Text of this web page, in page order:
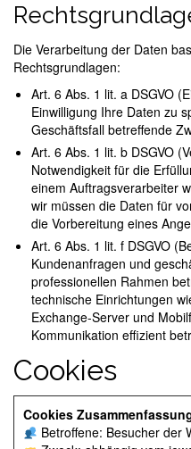
Die Verarbeitung der Daten
Rechtsgrundlagen:
Art. 6 Abs. 1 lit. a DSGVO
Einwilligung Ihre Daten zu
Geschäftsfall betreffende
Art. 6 Abs. 1 lit. b DSGVO
Notwendigkeit für die
einem Auftragsverarbeiter
wir müssen die Daten für
die Vorbereitung eines
Art. 6 Abs. 1 lit. f DSGVO
Kundenanfragen und
professionellen Rahmen
technische Einrichtungen
Exchange-Server und
Kommunikation effizient
Cookies
Cookies
Betroffene: Besucher der